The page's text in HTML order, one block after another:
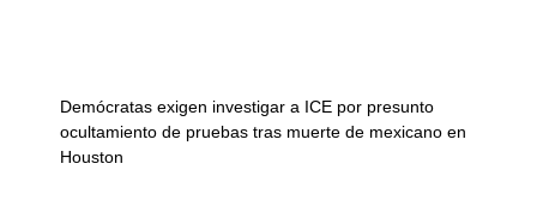
Demócratas exigen investigar a ICE por presunto
ocultamiento de pruebas tras muerte de mexicano en
Houston